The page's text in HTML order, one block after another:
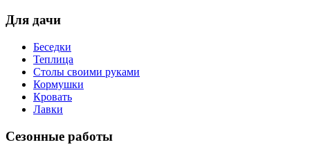
Для дачи
Беседки
Теплица
Столы своими руками
Кормушки
Кровать
Лавки
Сезонные работы